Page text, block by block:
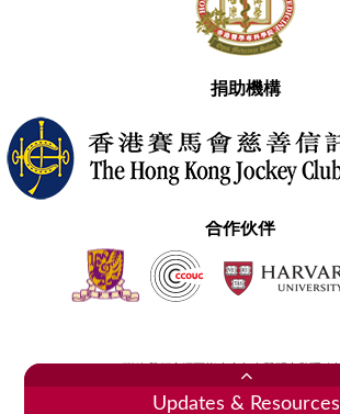
捐助機構
合作伙伴
2020香港醫學專科學院 版權所有
Updates & Resources